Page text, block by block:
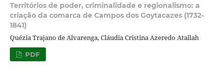
Territórios de poder, criminalidade e regionalismo: a
criação da comarca de Campos dos Goytacazes (1732-
1841)
Quézia Trajano de Alvarenga, Cláudia Cristina Azeredo Atallah
PDF